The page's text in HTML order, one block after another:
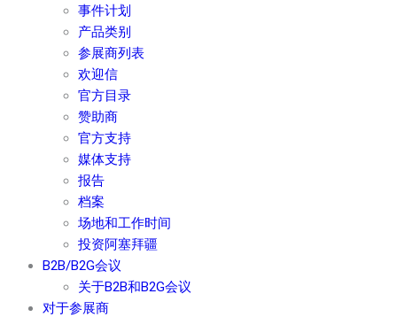
事件计划
产品类别
参展商列表
欢迎信
官方目录
赞助商
官方支持
媒体支持
报告
档案
场地和工作时间
投资阿塞拜疆
B2B/B2G会议
关于B2B和B2G会议
对于参展商